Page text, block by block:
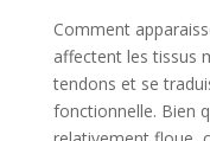
Comment
affectent les tissus
tendons et se
fonctionnelle. Bien